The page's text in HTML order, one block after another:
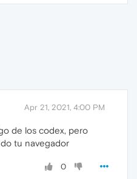
Apr 21, 2021, 4:00 PM
de los codex, pero
tu navegador
0